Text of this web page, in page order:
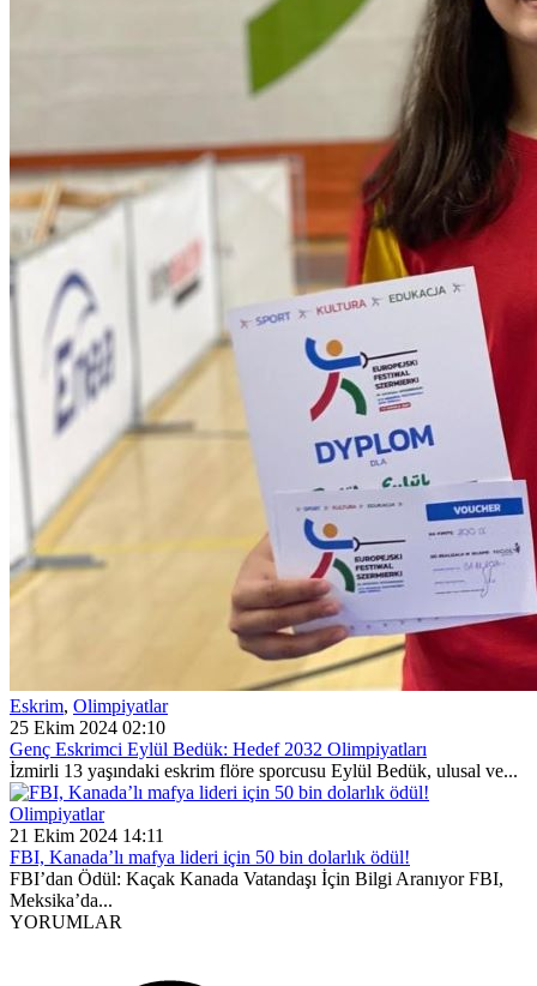
Eskrim, Olimpiyatlar
25 Ekim 2024 02:10
Genç Eskrimci Eylül Bedük: Hedef 2032 Olimpiyatları
İzmirli 13 yaşındaki eskrim flöre sporcusu Eylül Bedük, ulusal ve...
Olimpiyatlar
21 Ekim 2024 14:11
FBI, Kanada’lı mafya lideri için 50 bin dolarlık ödül!
FBI’dan Ödül: Kaçak Kanada Vatandaşı İçin Bilgi Aranıyor FBI,
Meksika’da...
YORUMLAR